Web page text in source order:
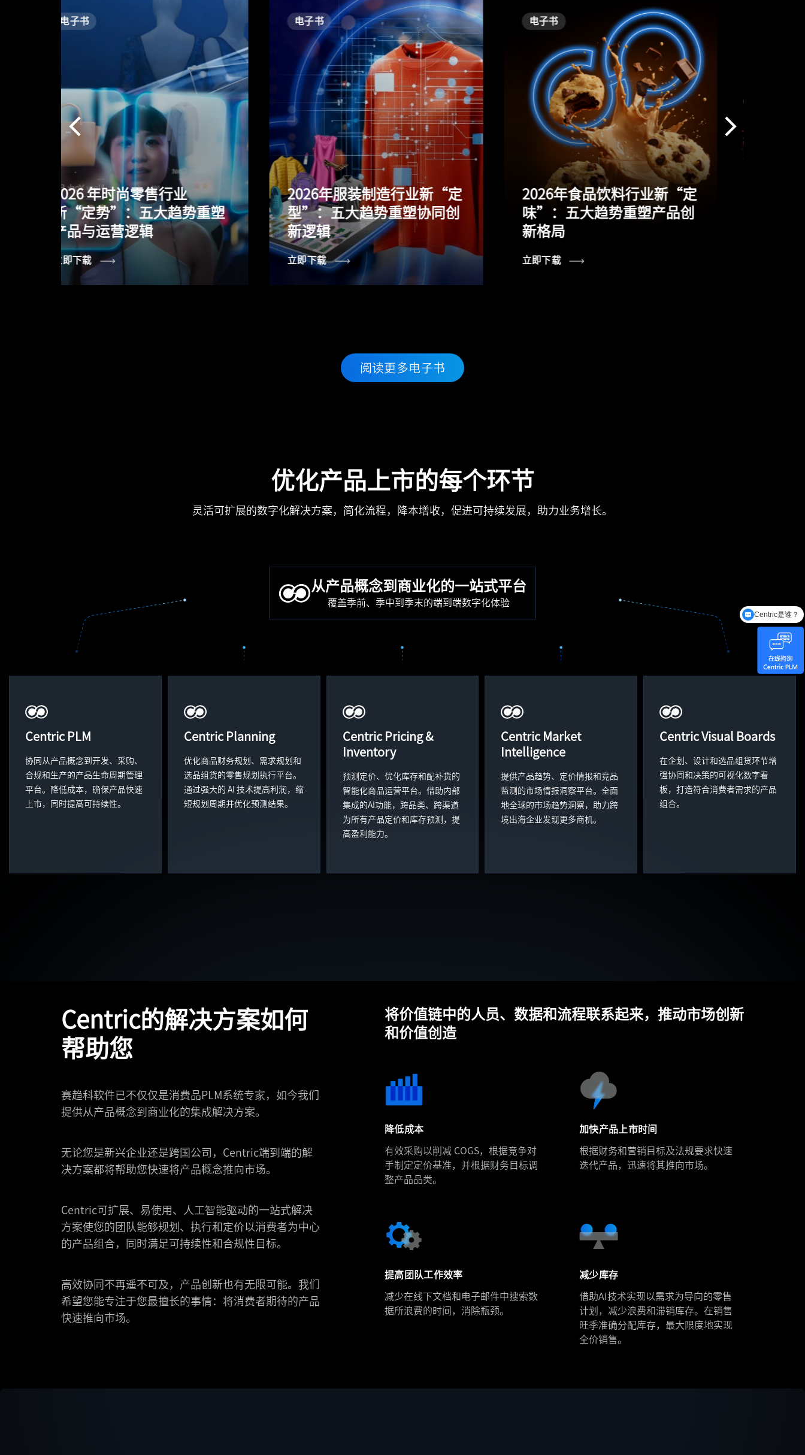
电子书
2026年服装制造行业新“定
型”：五大趋势重塑协同创
新逻辑
立即下载
电子书
2026年食品饮料行业新“定
味”：五大趋势重塑产品创
新格局
立即下载
电子书
2026年美妆个护行业新“定
效”：五大趋势重塑产品创
新逻辑
立即下载
阅读更多电子书
优化产品上市的每个环节
灵活可扩展的数字化解决方案，简化流程，降本增收，促进可持续发展，助力业务增长。
从产品概念到商业化的一站式平台
覆盖季前、季中到季末的端到端数字化体验
Centric PLM
协同从产品概念到开发、采购、
合规和生产的产品生命周期管理
平台。降低成本，确保产品快速
上市，同时提高可持续性。
Centric Planning
优化商品财务规划、需求规划和
选品组货的零售规划执行平台。
通过强大的 AI 技术提高利润，缩
短规划周期并优化预测结果。
Centric Pricing &
Inventory
预测定价、优化库存和配补货的
智能化商品运营平台。借助内部
集成的AI功能，跨品类、跨渠道
为所有产品定价和库存预测，提
高盈利能力。
Centric Market
Intelligence
提供产品趋势、定价情报和竞品
监测的市场情报洞察平台。全面
地全球的市场趋势洞察，助力跨
境出海企业发现更多商机。
Centric Visual Boards
在企划、设计和选品组货环节增
强协同和决策的可视化数字看
板，打造符合消费者需求的产品
组合。
Centric的解决方案如何
帮助您
赛趋科软件已不仅仅是消费品PLM系统专家，如今我们
提供从产品概念到商业化的集成解决方案。
无论您是新兴企业还是跨国公司，Centric端到端的解
决方案都将帮助您快速将产品概念推向市场。
Centric可扩展、易使用、人工智能驱动的一站式解决
方案使您的团队能够规划、执行和定价以消费者为中心
的产品组合，同时满足可持续性和合规性目标。
高效协同不再遥不可及，产品创新也有无限可能。我们
希望您能专注于您最擅长的事情：将消费者期待的产品
快速推向市场。
将价值链中的人员、数据和流程联系起来，推动市场创新
和价值创造
降低成本
有效采购以削减 COGS，根据竞争对
手制定定价基准，并根据财务目标调
整产品品类。
加快产品上市时间
根据财务和营销目标及法规要求快速
迭代产品，迅速将其推向市场。
提高团队工作效率
减少在线下文档和电子邮件中搜索数
据所浪费的时间，消除瓶颈。
减少库存
借助AI技术实现以需求为导向的零售
计划，减少浪费和滞销库存。在销售
旺季准确分配库存，最大限度地实现
全价销售。
有哪些功能模块？